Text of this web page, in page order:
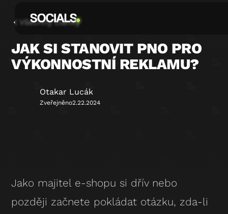
Všechny články
JAK SI STANOVIT PNO PRO
VÝKONNOSTNÍ REKLAMU?
Otakar Lucák
Zveřejněno2.22.2024
Jako majitel e-shopu si dřív nebo
později začnete pokládat otázku, zda-li